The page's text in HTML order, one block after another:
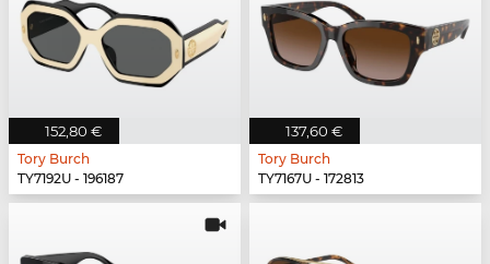
152,80 €
Tory Burch
TY7192U - 196187
137,60 €
Tory Burch
TY7167U - 172813